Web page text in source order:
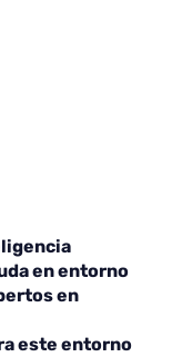
en entorno
en
este entorno